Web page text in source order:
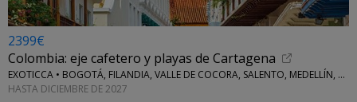
2399€
Colombia: eje cafetero y playas de Cartagena
EXOTICCA • BOGOTÁ, FILANDIA, VALLE DE COCORA, SALENTO, MEDELLÍN, CARTAGENA DE INDIAS E ISLAS DEL ROSARIO
HASTA DICIEMBRE DE 2027